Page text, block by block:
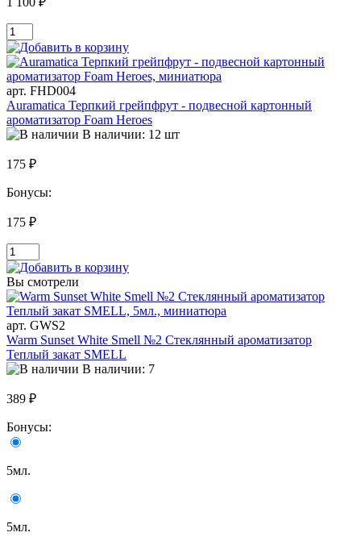
арт. FHD004
Auramatica Терпкий грейпфрут - подвесной картонный
ароматизатор Foam Heroes
В наличии: 12 шт
175 ₽
Бонусы:
175 ₽
Вы смотрели
арт. GWS2
Warm Sunset White Smell №2 Стеклянный ароматизатор
Теплый закат SMELL
В наличии: 7
389 ₽
Бонусы:
5мл.
5мл.